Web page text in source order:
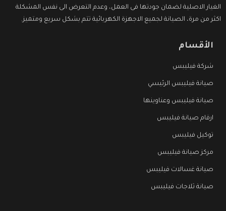
الغيار الاصلية لضمان جودتها فى العمل، وعدم التعرض الى نفس المشكلة
اكثر من مرة، الصيانة لجميع الاجهزة الكهربائية تتم بشكل سريع ومتميز.
الأقسام
شركة فيليبس
صيانة فيليبس الرئيسي
صيانة فيليبس وعناوينها
ارقام صيانة فيليبس
توكيل فيليبس
مركز صيانة فيليبس
صيانة غسالات فيليبس
صيانة ثلاجات فيليبس